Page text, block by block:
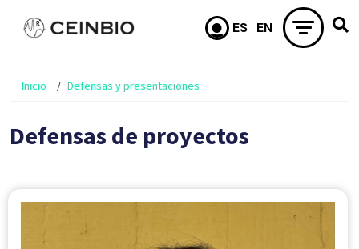
Pasar al contenido principal
Inicio Defensas y presentaciones
Defensas de proyectos